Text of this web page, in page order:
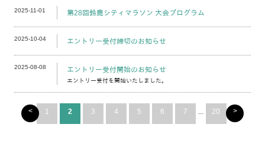
2025-11-01 第28回鈴鹿シティマラソン 大会プログラム
2025-10-04 エントリー受付締切のお知らせ
2025-08-08 エントリー受付開始のお知らせ
エントリー受付を開始いたしました。
< 1 2 3 4 5 6 7 ... 20 >